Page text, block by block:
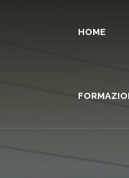
HOME